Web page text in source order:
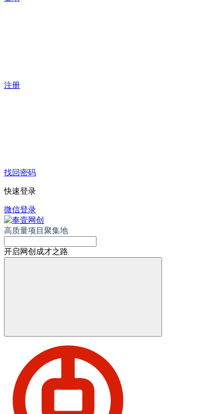
注册
找回密码
快速登录
微信登录
高质量项目聚集地
开启网创成才之路